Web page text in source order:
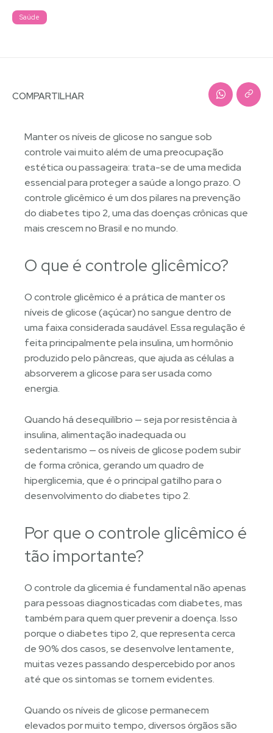
Saúde
COMPARTILHAR
Manter os níveis de glicose no sangue sob
controle vai muito além de uma preocupação
estética ou passageira: trata-se de uma medida
essencial para proteger a saúde a longo prazo. O
controle glicêmico é um dos pilares na prevenção
do diabetes tipo 2, uma das doenças crônicas que
mais crescem no Brasil e no mundo.
O que é controle glicêmico?
O controle glicêmico é a prática de manter os
níveis de glicose (açúcar) no sangue dentro de
uma faixa considerada saudável. Essa regulação é
feita principalmente pela insulina, um hormônio
produzido pelo pâncreas, que ajuda as células a
absorverem a glicose para ser usada como
energia.
Quando há desequilíbrio — seja por resistência à
insulina, alimentação inadequada ou
sedentarismo — os níveis de glicose podem subir
de forma crônica, gerando um quadro de
hiperglicemia, que é o principal gatilho para o
desenvolvimento do diabetes tipo 2.
Por que o controle glicêmico é
tão importante?
O controle da glicemia é fundamental não apenas
para pessoas diagnosticadas com diabetes, mas
também para quem quer prevenir a doença. Isso
porque o diabetes tipo 2, que representa cerca
de 90% dos casos, se desenvolve lentamente,
muitas vezes passando despercebido por anos
até que os sintomas se tornem evidentes.
Quando os níveis de glicose permanecem
elevados por muito tempo, diversos órgãos são